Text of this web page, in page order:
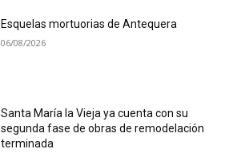
Esquelas mortuorias de Antequera
06/08/2026
Santa María la Vieja ya cuenta con su
segunda fase de obras de remodelación
terminada